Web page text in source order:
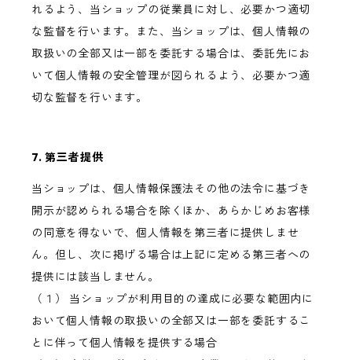
れるよう、当ショップの従業員に対し、必要かつ適切
な監督を行います。また、当ショップは、個人情報の
取扱いの全部又は一部を委託する場合は、委託先にお
いて個人情報の安全管理が図られるよう、必要かつ適
切な監督を行います。
7. 第三者提供
当ショップは、個人情報保護法その他の法令に基づき
開示が認められる場合を除くほか、あらかじめお客様
の同意を得ないで、個人情報を第三者に提供しませ
ん。但し、次に掲げる場合は上記に定める第三者への
提供には該当しません。
（１） 当ショップが利用目的の達成に必要な範囲内に
おいて個人情報の取扱いの全部又は一部を委託するこ
とに伴って個人情報を提供する場合